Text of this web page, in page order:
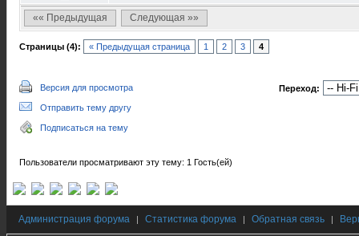
«« Предыдущая Следующая »»
Страницы (4): « Предыдущая страница 1 2 3 4
Версия для просмотра
Отправить тему другу
Подписаться на тему
Переход:
Пользователи просматривают эту тему: 1 Гость(ей)
Администрация форума | Статистика форума | Обратная связь |